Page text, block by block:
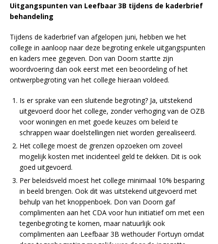
Uitgangspunten van Leefbaar 3B tijdens de kaderbrief
behandeling
Tijdens de kaderbrief van afgelopen juni, hebben we het
college in aanloop naar deze begroting enkele uitgangspunten
en kaders mee gegeven. Don van Doorn startte zijn
woordvoering dan ook eerst met een beoordeling of het
ontwerpbegroting van het college hieraan voldeed.
Is er sprake van een sluitende begroting? Ja, uitstekend
uitgevoerd door het college, zonder verhoging van de OZB
voor woningen en met goede keuzes om beleid te
schrappen waar doelstellingen niet worden gerealiseerd.
Het college moest de grenzen opzoeken om zoveel
mogelijk kosten met incidenteel geld te dekken. Dit is ook
goed uitgevoerd.
Per beleidsveld moest het college minimaal 10% besparing
in beeld brengen. Ook dit was uitstekend uitgevoerd met
behulp van het knoppenboek. Don van Doorn gaf
complimenten aan het CDA voor hun initiatief om met een
tegenbegroting te komen, maar natuurlijk ook
complimenten aan Leefbaar 3B wethouder Fortuyn omdat